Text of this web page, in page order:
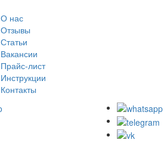
О нас
Отзывы
Статьи
Вакансии
Прайс-лист
Инструкции
Контакты